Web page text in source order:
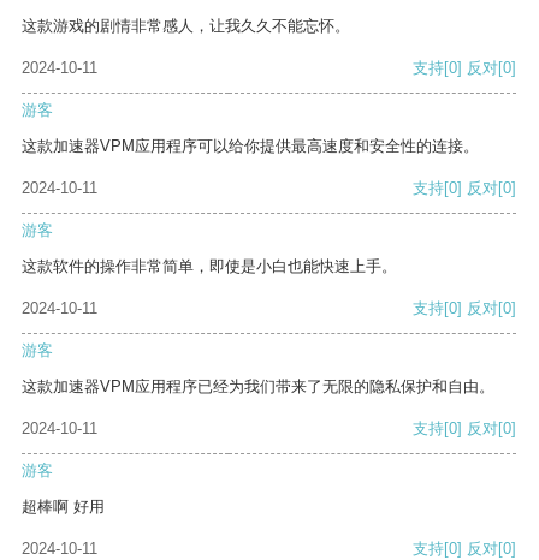
这款游戏的剧情非常感人，让我久久不能忘怀。
2024-10-11 支持[0] 反对[0]
游客
这款加速器VPM应用程序可以给你提供最高速度和安全性的连接。
2024-10-11 支持[0] 反对[0]
游客
这款软件的操作非常简单，即使是小白也能快速上手。
2024-10-11 支持[0] 反对[0]
游客
这款加速器VPM应用程序已经为我们带来了无限的隐私保护和自由。
2024-10-11 支持[0] 反对[0]
游客
超棒啊 好用
2024-10-11 支持[0] 反对[0]